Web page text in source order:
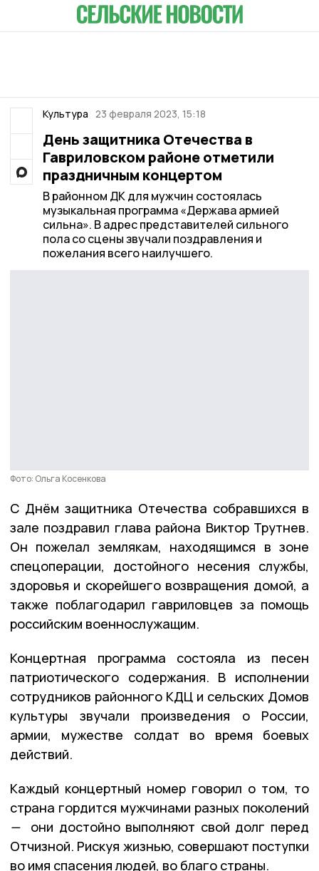
Культура 23 февраля 2023, 15:18
День защитника Отечества в
Гавриловском районе отметили
праздничным концертом
В районном ДК для мужчин состоялась
музыкальная программа «Держава армией
сильна». В адрес представителей сильного
пола со сцены звучали поздравления и
пожелания всего наилучшего.
Фото: Ольга Косенкова
С Днём защитника Отечества собравшихся в
зале поздравил глава района Виктор Трутнев.
Он пожелал землякам, находящимся в зоне
спецоперации, достойного несения службы,
здоровья и скорейшего возвращения домой, а
также поблагодарил гавриловцев за помощь
российским военнослужащим.
Концертная программа состояла из песен
патриотического содержания. В исполнении
сотрудников районного КДЦ и сельских Домов
культуры звучали произведения о России,
армии, мужестве солдат во время боевых
действий.
Каждый концертный номер говорил о том, то
страна гордится мужчинами разных поколений
— они достойно выполняют свой долг перед
Отчизной. Рискуя жизнью, совершают поступки
во имя спасения людей, во благо страны.